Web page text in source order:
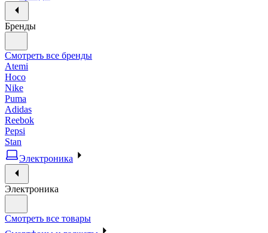
Бренды
Смотреть все бренды
Atemi
Hoco
Nike
Puma
Adidas
Reebok
Pepsi
Stan
Электроника
Электроника
Смотреть все товары